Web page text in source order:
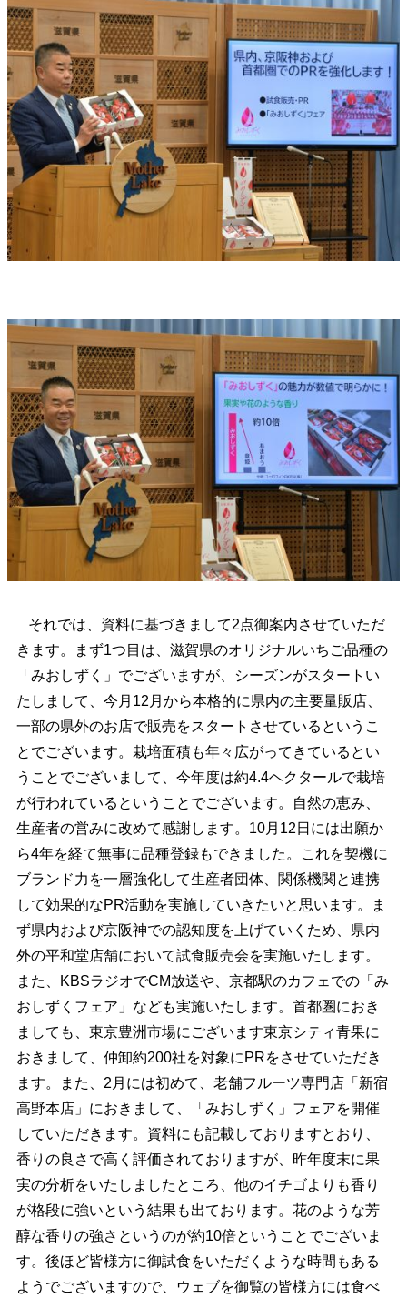
それでは、資料に基づきまして2点御案内させていただ
きます。まず1つ目は、滋賀県のオリジナルいちご品種の
「みおしずく」でございますが、シーズンがスタートい
たしまして、今月12月から本格的に県内の主要量販店、
一部の県外のお店で販売をスタートさせているというこ
とでございます。栽培面積も年々広がってきているとい
うことでございまして、今年度は約4.4ヘクタールで栽培
が行われているということでございます。自然の恵み、
生産者の営みに改めて感謝します。10月12日には出願か
ら4年を経て無事に品種登録もできました。これを契機に
ブランド力を一層強化して生産者団体、関係機関と連携
して効果的なPR活動を実施していきたいと思います。
ま
ず県内および京阪神での認知度を上げていくため、県内
外の平和堂店舗において試食販売会を実施いたします。
また、KBSラジオでCM放送や、京都駅のカフェでの「み
おしずくフェア」なども実施いたします。首都圏におき
ましても、東京豊洲市場にございます東京シティ青果に
おきまして、仲卸約200社を対象にPRをさせていただき
ます。また、2月には初めて、老舗フルーツ専門店「新宿
高野本店」におきまして、「みおしずく」フェアを開催
していただきます。資料にも記載しておりますとおり、
香りの良さで高く評価されておりますが、昨年度末に果
実の分析をいたしましたところ、他のイチゴよりも香り
が格段に強いという結果も出ております。花のような芳
醇な香りの強さというのが約10倍ということでございま
す。後ほど皆様方に御試食をいただくような時間もある
ようでございますので、ウェブを御覧の皆様方には食べ